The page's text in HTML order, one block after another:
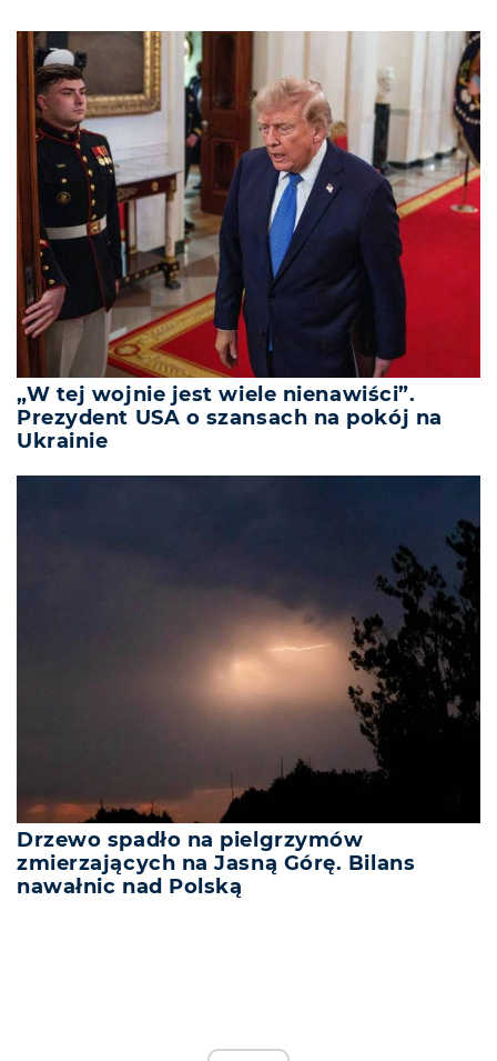
„W tej wojnie jest wiele nienawiści”.
Prezydent USA o szansach na pokój na
Ukrainie
Drzewo spadło na pielgrzymów
zmierzających na Jasną Górę. Bilans
nawałnic nad Polską